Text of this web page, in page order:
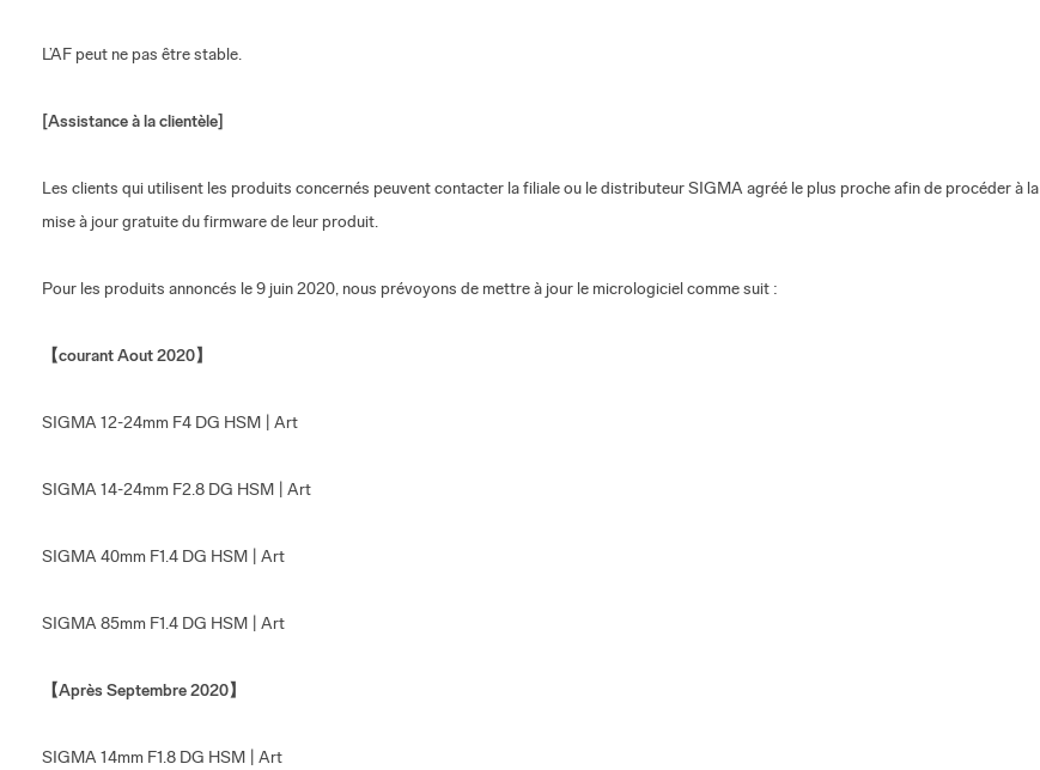
L’AF peut ne pas être stable.
[Assistance à la clientèle]
Les clients qui utilisent les produits concernés peuvent contacter la filiale ou le distributeur SIGMA agréé le plus proche afin de procéder à la
mise à jour gratuite du firmware de leur produit.
Pour les produits annoncés le 9 juin 2020, nous prévoyons de mettre à jour le micrologiciel comme suit :
【courant Aout 2020】
SIGMA 12-24mm F4 DG HSM | Art
SIGMA 14-24mm F2.8 DG HSM | Art
SIGMA 40mm F1.4 DG HSM | Art
SIGMA 85mm F1.4 DG HSM | Art
【Après Septembre 2020】
SIGMA 14mm F1.8 DG HSM | Art